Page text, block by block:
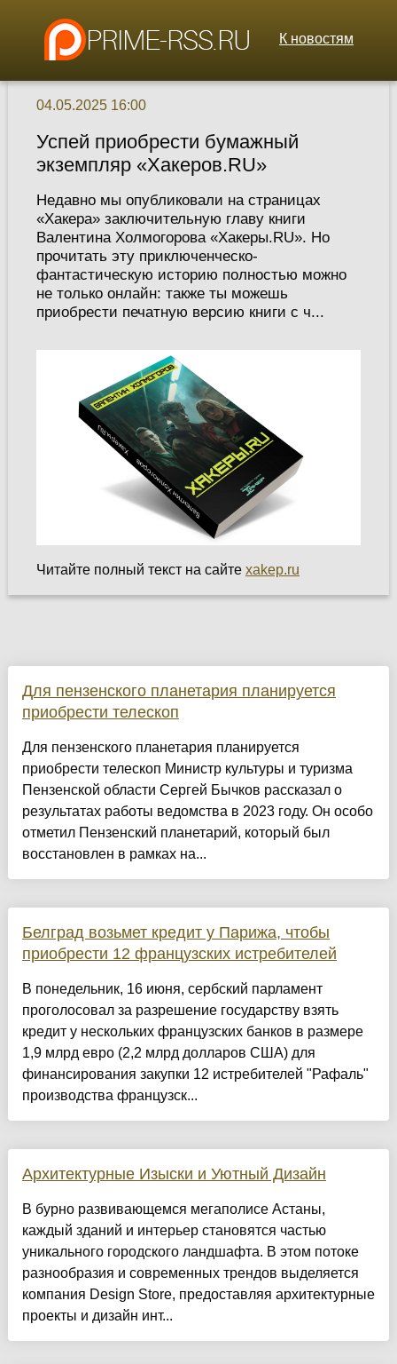
К новостям
04.05.2025 16:00
Успей приобрести бумажный
экземпляр «Хакеров.RU»
Недавно мы опубликовали на страницах
«Хакера» заключительную главу книги
Валентина Холмогорова «Хакеры.RU». Но
прочитать эту приключенческо-
фантастическую историю полностью можно
не только онлайн: также ты можешь
приобрести печатную версию книги с ч...
Читайте полный текст на сайте xakep.ru
Для пензенского планетария планируется
приобрести телескоп
Для пензенского планетария планируется
приобрести телескоп Министр культуры и туризма
Пензенской области Сергей Бычков рассказал о
результатах работы ведомства в 2023 году. Он особо
отметил Пензенский планетарий, который был
восстановлен в рамках на...
Белград возьмет кредит у Парижа, чтобы
приобрести 12 французских истребителей
В понедельник, 16 июня, сербский парламент
проголосовал за разрешение государству взять
кредит у нескольких французских банков в размере
1,9 млрд евро (2,2 млрд долларов США) для
финансирования закупки 12 истребителей "Рафаль"
производства французск...
Архитектурные Изыски и Уютный Дизайн
​В бурно развивающемся мегаполисе Астаны,
каждый зданий и интерьер становятся частью
уникального городского ландшафта. В этом потоке
разнообразия и современных трендов выделяется
компания Design Store, предоставляя архитектурные
проекты и дизайн инт...